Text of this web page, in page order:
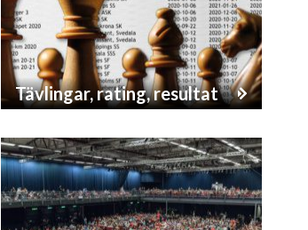
Tävlingar, rating, resultat